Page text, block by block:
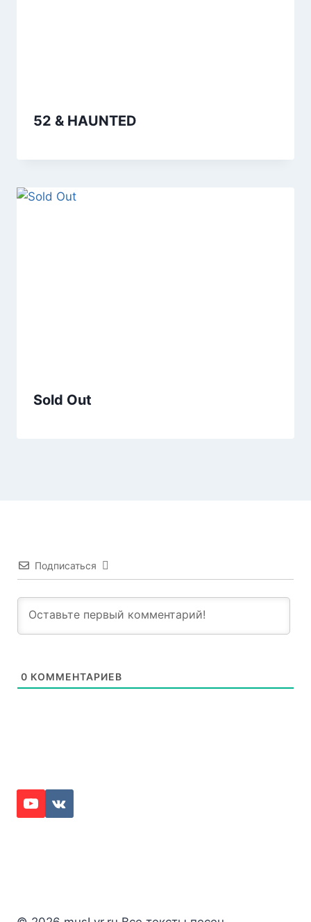
52 & HAUNTED
Sold Out
Подписаться
0 КОММЕНТАРИЕВ